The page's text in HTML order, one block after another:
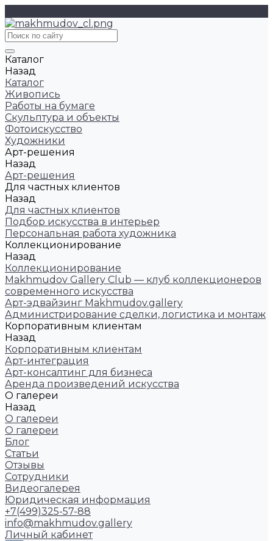
Каталог
Назад
Каталог
Живопись
Работы на бумаге
Скульптура и объекты
Фотоискусство
Художники
Арт-решения
Назад
Арт-решения
Для частных клиентов
Назад
Для частных клиентов
Подбор искусства в интерьер
Персональная работа художника
Коллекционирование
Назад
Коллекционирование
Makhmudov Gallery Club — клуб коллекционеров
современного искусства
Арт-эдвайзинг Makhmudov.gallery
Администрирование сделки, логистика и монтаж
Корпоративным клиентам
Назад
Корпоративным клиентам
Арт-интеграция
Арт-консалтинг для бизнеса
Аренда произведений искусства
О галереи
Назад
О галереи
О галереи
Блог
Статьи
Отзывы
Сотрудники
Видеогалерея
Юридическая информация
+7(499)325-57-88
info@makhmudov.gallery
Личный кабинет